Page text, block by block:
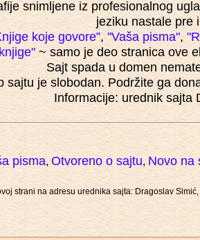
snimljene iz profesionalnog
jeziku nastale pre
koje govore”, "Vaša pisma",
~ samo je deo stranica ove
Sajt spada u domen
sajtu je slobodan. Podržite ga
Informacije: urednik sajta
pisma, Otvoreno o sajtu, Novo na
strani na adresu urednika sajta: Dragoslav Simić,